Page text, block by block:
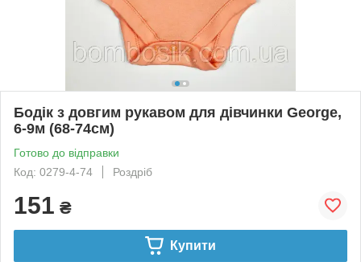
Бодік з довгим рукавом для дівчинки George,
6-9м (68-74см)
Готово до відправки
Код: 0279-4-74
Роздріб
151 ₴
Купити